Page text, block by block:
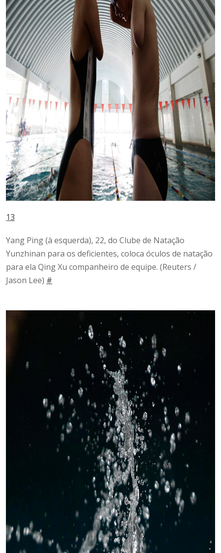
13
Yang Ping (à esquerda), 22, do Clube de Natação
Yunzhinan para os deficientes, coloca óculos de natação
para ela Qing Xu companheiro de equipe. (Reuters /
Jason Lee) #